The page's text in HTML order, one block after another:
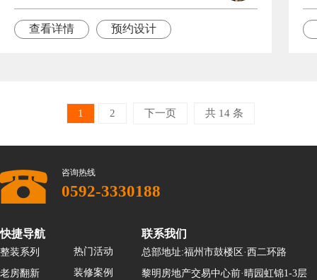
查看详情 预约设计
1 2 下一页 共 14 条
咨询热线
0592-3330188
快捷导航
整装系列
老房翻新
热门活动
装修案例
联系我们
总部地址:福州市鼓楼区·西二环路
黎明房地产交易中心前·晴园虹锦1-3层